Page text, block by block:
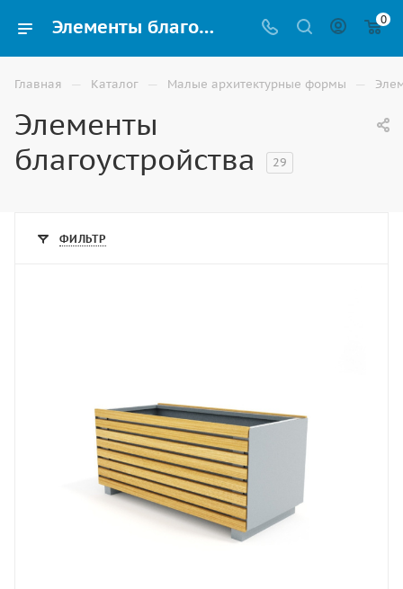
Элементы благоустройства купить в Элисте 0
Главная — Каталог — Малые архитектурные формы —
Элементы
благоустройства
29
ФИЛЬТР